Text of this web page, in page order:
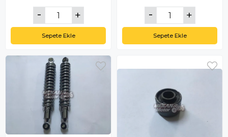
Sepete Ekle Sepete Ekle